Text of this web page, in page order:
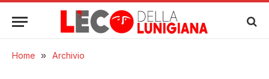
Home » Archivio